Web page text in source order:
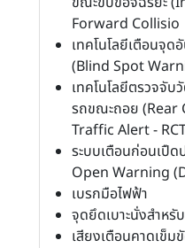
Forward Collisio
เทคโนโลยีเตือนจุด
(Blind Spot
เทคโนโลยีตรวจจับ
รถขณะถอย (Rear
Traffic Alert -
ระบบเตือนก่อนเปื
Open Warning
เบรกมือไฟฟ้า
จุดยึดเบาะนั่งสำหรั
เสียงเตือนคาดเข็ม